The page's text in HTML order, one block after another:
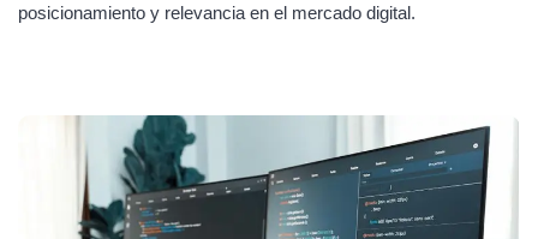
posicionamiento y relevancia en el mercado digital.